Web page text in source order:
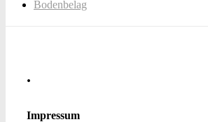
Bodenbelag
.
Impressum